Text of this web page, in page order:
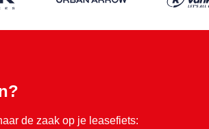
de zaak op je leasefiets: